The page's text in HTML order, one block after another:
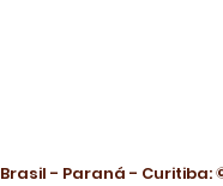
Brasil - Paraná - Curitiba: